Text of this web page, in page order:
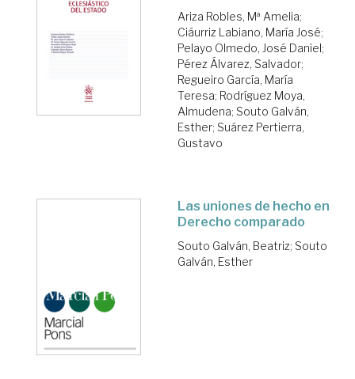
Ariza Robles, Mª Amelia;
Ciáurriz Labiano, María José;
Pelayo Olmedo, José Daniel;
Pérez Álvarez, Salvador;
Regueiro García, María
Teresa; Rodríguez Moya,
Almudena; Souto Galván,
Esther; Suárez Pertierra,
Gustavo
Las uniones de hecho en
Derecho comparado
Souto Galván, Beatriz; Souto
Galván, Esther